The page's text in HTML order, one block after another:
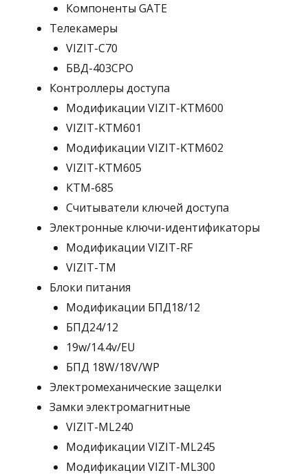
Компоненты GATE
Телекамеры
VIZIT-C70
БВД-403СРО
Контроллеры доступа
Модификации VIZIT-KTM600
VIZIT-KTM601
Модификации VIZIT-KTM602
VIZIT-KTM605
КТМ-685
Считыватели ключей доступа
Электронные ключи-идентификаторы
Модификации VIZIT-RF
VIZIT-TM
Блоки питания
Модификации БПД18/12
БПД24/12
19w/14.4v/EU
БПД 18W/18V/WP
Электромеханические защелки
Замки электромагнитные
VIZIT-ML240
Модификации VIZIT-ML245
Модификации VIZIT-ML300